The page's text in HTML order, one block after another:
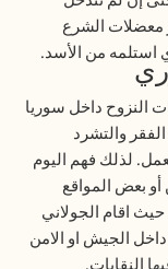
معضلات الشرع
من الأسد.
النزوح داخل سوريا
والتشرد
لذلك فهم اليوم
بعض المواقع
اقام الجولاني
الجيش او الامن